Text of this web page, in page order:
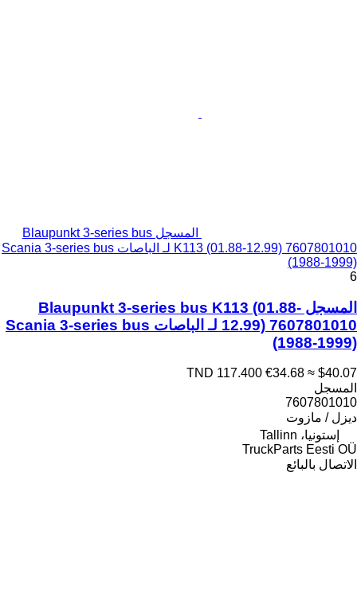
المسجل Blaupunkt 3-series bus
K113 (01.88-12.99) 7607801010 لـ الباصات Scania 3-series bus
(1988-1999)
6
المسجل Blaupunkt 3-series bus K113 (01.88-
12.99) 7607801010 لـ الباصات Scania 3-series bus
(1988-1999)
TND 117.400 €34.68 ≈ $40.07
المسجل
7607801010
ديزل / مازوت
إستونيا، Tallinn
TruckParts Eesti OÜ
الاتصال بالبائع